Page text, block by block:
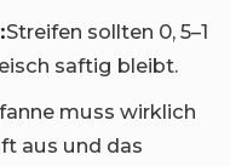
Streifen sollten 0, 5–1
saftig bleibt.
muss wirklich
aus und das